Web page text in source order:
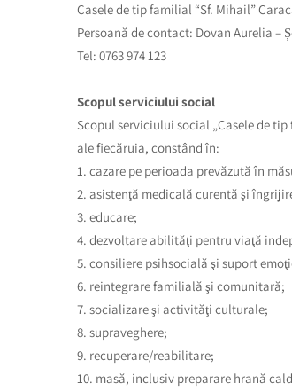
Casele de tip familial “Sf. Mihail”
Persoană de contact: Dovan Aurelia –
Tel: 0763 974 123
Scopul serviciului social
Scopul serviciului social „Casele de
ale fiecăruia, constând în:
1. cazare pe perioada prevăzută în
2. asistenţă medicală curentă şi
3. educare;
4. dezvoltare abilităţi pentru viaţă
5. consiliere psihsocială şi suport
6. reintegrare familială şi comunitară;
7. socializare şi activităţi culturale;
8. supraveghere;
9. recuperare/reabilitare;
10. masă, inclusiv preparare hrană